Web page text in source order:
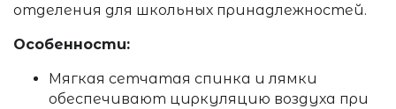
отделения для школьных принадлежностей.
Особенности:
Мягкая сетчатая спинка и лямки
обеспечивают циркуляцию воздуха при